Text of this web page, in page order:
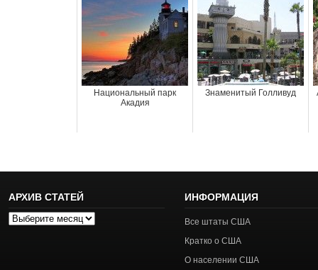
Национальный парк
Акадия
Знаменитый Голливуд
АРХИВ СТАТЕЙ
Архив
ИНФОРМАЦИЯ
Все штаты США
Кратко о США
О населении США